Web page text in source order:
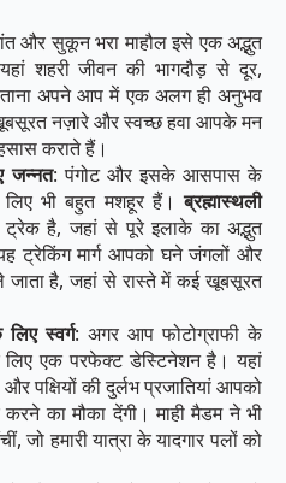
और सुकून भरा माहौल इसे एक अद्भुत
शहरी जीवन की भागदौड़ से दूर,
अपने आप में एक अलग ही अनुभव
नज़ारे और स्वच्छ हवा आपके मन
कराते हैं।
जन्नत: पंगोट और इसके आसपास के
लिए भी बहुत मशहूर हैं।ब्रह्मास्थली
है, जहां से पूरे इलाके का अद्भुत
ट्रेकिंग मार्ग आपको घने जंगलों और
जाता है, जहां से रास्ते में कई खूबसूरत
स्वर्ग: अगर आप फोटोग्राफी के
एक परफेक्ट डेस्टिनेशन है। यहां
पक्षियों की दुर्लभ प्रजातियां आपको
का मौका देंगी। माही मैडम ने भी
जो हमारी यात्रा के यादगार पलों को